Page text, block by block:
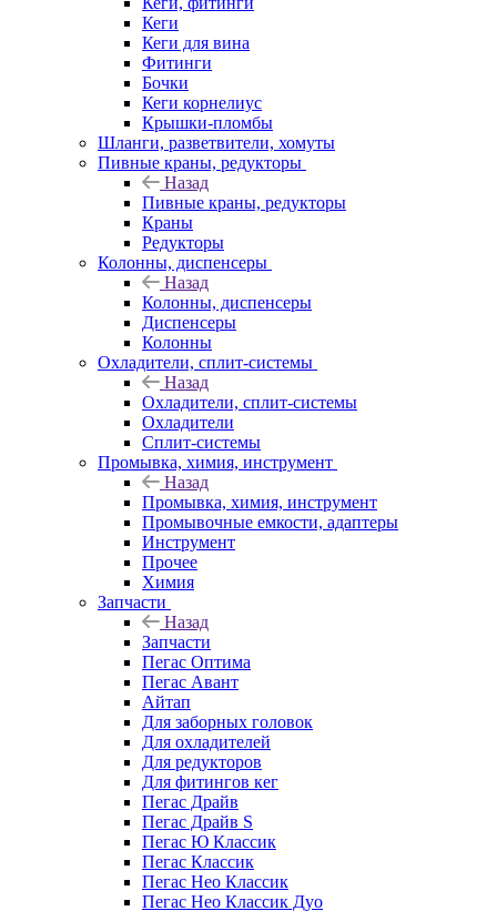
Кеги
Кеги для вина
Фитинги
Бочки
Кеги корнелиус
Крышки-пломбы
Шланги, разветвители, хомуты
Пивные краны, редукторы
Назад
Пивные краны, редукторы
Краны
Редукторы
Колонны, диспенсеры
Назад
Колонны, диспенсеры
Диспенсеры
Колонны
Охладители, сплит-системы
Назад
Охладители, сплит-системы
Охладители
Сплит-системы
Промывка, химия, инструмент
Назад
Промывка, химия, инструмент
Промывочные емкости, адаптеры
Инструмент
Прочее
Химия
Запчасти
Назад
Запчасти
Пегас Оптима
Пегас Авант
Айтап
Для заборных головок
Для охладителей
Для редукторов
Для фитингов кег
Пегас Драйв
Пегас Драйв S
Пегас Ю Классик
Пегас Классик
Пегас Нео Классик
Пегас Нео Классик Дуо